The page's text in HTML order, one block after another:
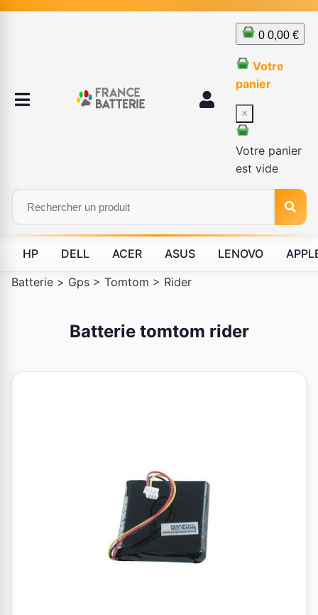
0 0,00 €
Votre
panier
×
Votre panier
est vide
HP DELL ACER ASUS LENOVO
Batterie > Gps > Tomtom > Rider
Batterie tomtom rider